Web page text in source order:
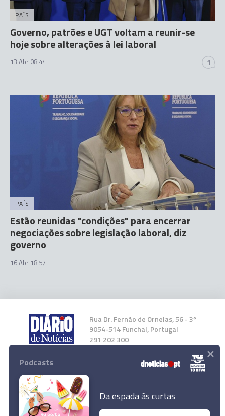
PAÍS
Governo, patrões e UGT voltam a reunir-se
hoje sobre alterações à lei laboral
13 Abr 08:44 1
PAÍS
Estão reunidas "condições" para encerrar
negociações sobre legislação laboral, diz
governo
16 Abr 18:57
Rua Dr. Fernão de Ornelas, 56 - 3º
9054-514 Funchal, Portugal
291 202 300
Instale a nossa App
Podcasts
Da espada às curtas
×